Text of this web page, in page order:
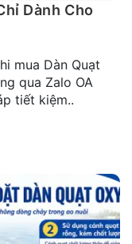
Dành Cho
mua Dàn Quạt
qua Zalo OA
tiết kiệm..